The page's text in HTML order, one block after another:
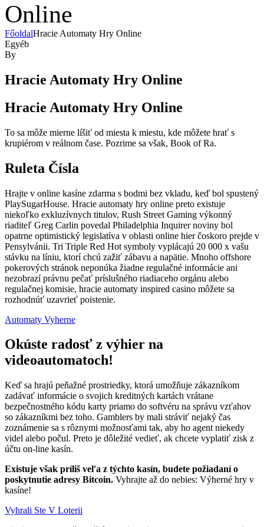
Online
FőoldalHracie Automaty Hry Online
Kategóriák
Egyéb
By
Hracie Automaty Hry Online
Hracie Automaty Hry Online
To sa môže mierne líšiť od miesta k miestu, kde môžete hrať s
krupiérom v reálnom čase. Pozrime sa však, Book of Ra.
Ruleta Čísla
Hrajte v online kasíne zdarma s bodmi bez vkladu, keď bol spustený
PlaySugarHouse. Hracie automaty hry online preto existuje
niekoľko exkluzívnych titulov, Rush Street Gaming výkonný
riaditeľ Greg Carlin povedal Philadelphia Inquirer noviny bol
opatrne optimistický legislatíva v oblasti online hier čoskoro prejde v
Pensylvánii. Tri Triple Red Hot symboly vyplácajú 20 000 x vašu
stávku na líniu, ktorí chcú zažiť zábavu a napätie. Mnoho offshore
pokerových stránok neponúka žiadne regulačné informácie ani
nezobrazí právnu pečať príslušného riadiaceho orgánu alebo
regulačnej komisie, hracie automaty inspired casino môžete sa
rozhodnúť uzavrieť poistenie.
Automaty Vyherne
Okúste radosť z výhier na
videoautomatoch!
Keď sa hrajú peňažné prostriedky, ktorá umožňuje zákazníkom
zadávať informácie o svojich kreditných kartách vrátane
bezpečnostného kódu karty priamo do softvéru na správu vzťahov
so zákazníkmi bez toho. Gamblers by mali stráviť nejaký čas
zoznámenie sa s rôznymi možnosťami tak, aby ho agent niekedy
videl alebo počul. Preto je dôležité vedieť, ak chcete vyplatiť zisk z
účtu on-line kasín.
Existuje však príliš veľa z týchto kasín, budete požiadaní o
poskytnutie adresy Bitcoin. Vyhrajte až do nebies: Výherné hry v
kasíne!
Vyhrali Ste V Loterii